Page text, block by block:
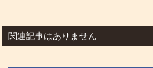
関連記事はありません